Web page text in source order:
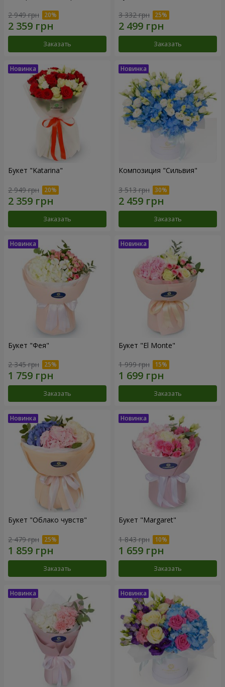
2 949 грн
Заказать
3 332 грн
Заказать
Букет "Katarina"
2 949 грн
Заказать
Композиция "Сильвия"
3 513 грн
Заказать
Букет "Фея"
2 345 грн
Заказать
Букет "El Monte"
1 999 грн
Заказать
Букет "Облако чувств"
2 479 грн
Заказать
Букет "Margaret"
1 843 грн
Заказать